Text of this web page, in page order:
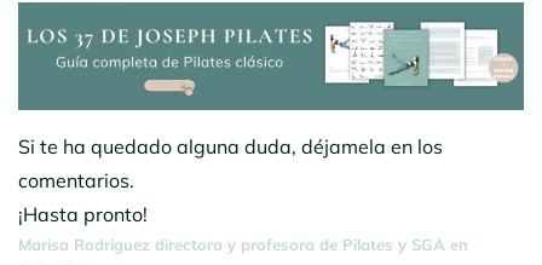
Si te ha quedado alguna duda, déjamela en los
comentarios.
¡Hasta pronto!
Marisa Rodriguez directora y profesora de Pilates y SGA en